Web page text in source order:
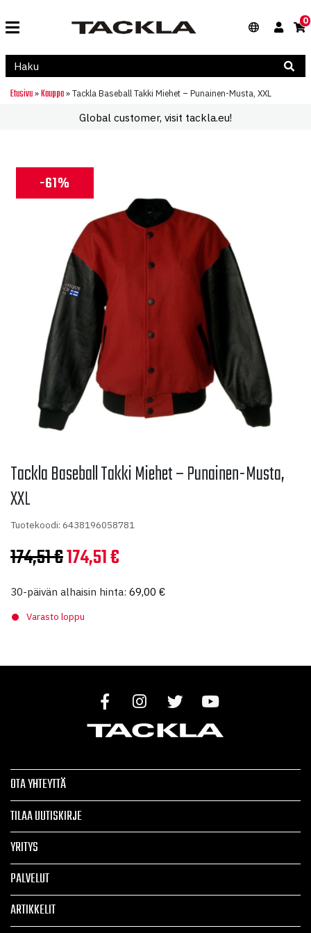
0
Etusivu » Kauppa » Tackla Baseball Takki Miehet – Punainen-Musta, XXL
Global customer, visit tackla.eu!
-61%
Tackla Baseball Takki Miehet – Punainen-Musta,
XXL
Tuotekoodi: 6438196058781
174,51€Alkuperäinen
hinta
oli:
174,51€
hinta
30-päivän alhaisin hinta: 69,00 €
Varasto loppu
OTA YHTEYTTÄ
TILAA UUTISKIRJE
YRITYS
PALVELUT
ARTIKKELIT